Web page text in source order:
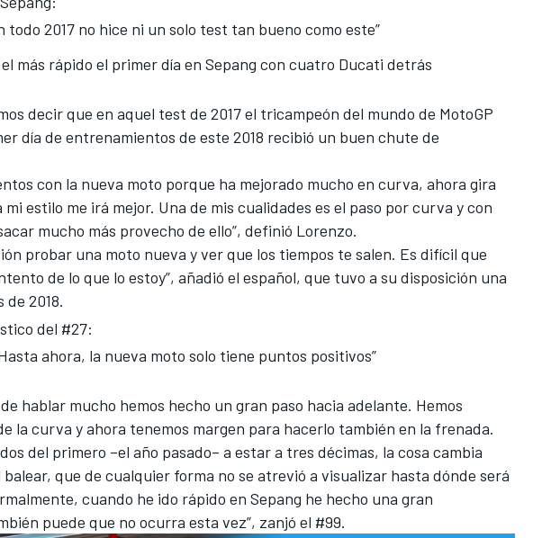
todo 2017 no hice ni un solo test tan bueno como este”
más rápido el primer día en Sepang con cuatro Ducati detrás
decir que en aquel test de 2017 el tricampeón del mundo de MotoGP
día de entrenamientos de este 2018 recibió un buen chute de
con la nueva moto porque ha mejorado mucho en curva, ahora gira
mi estilo me irá mejor. Una de mis cualidades es el paso por curva y con
mucho más provecho de ello”, definió Lorenzo.
probar una moto nueva y ver que los tiempos te salen. Es difícil que
de lo que lo estoy”, añadió el español, que tuvo a su disposición una
de 2018.
del #27:
ahora, la nueva moto solo tiene puntos positivos”
hablar mucho hemos hecho un gran paso hacia adelante. Hemos
la curva y ahora tenemos margen para hacerlo también en la frenada.
del primero –el año pasado– a estar a tres décimas, la cosa cambia
balear, que de cualquier forma no se atrevió a visualizar hasta dónde será
cuando he ido rápido en Sepang he hecho una gran
puede que no ocurra esta vez”, zanjó el #99.